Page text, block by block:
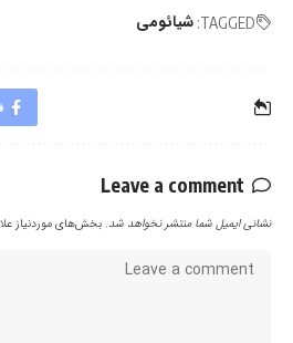
TAGGED: شیائومی
Leave a comment
نشانی ایمیل شما منتشر نخواهد شد. بخش‌های موردنیاز